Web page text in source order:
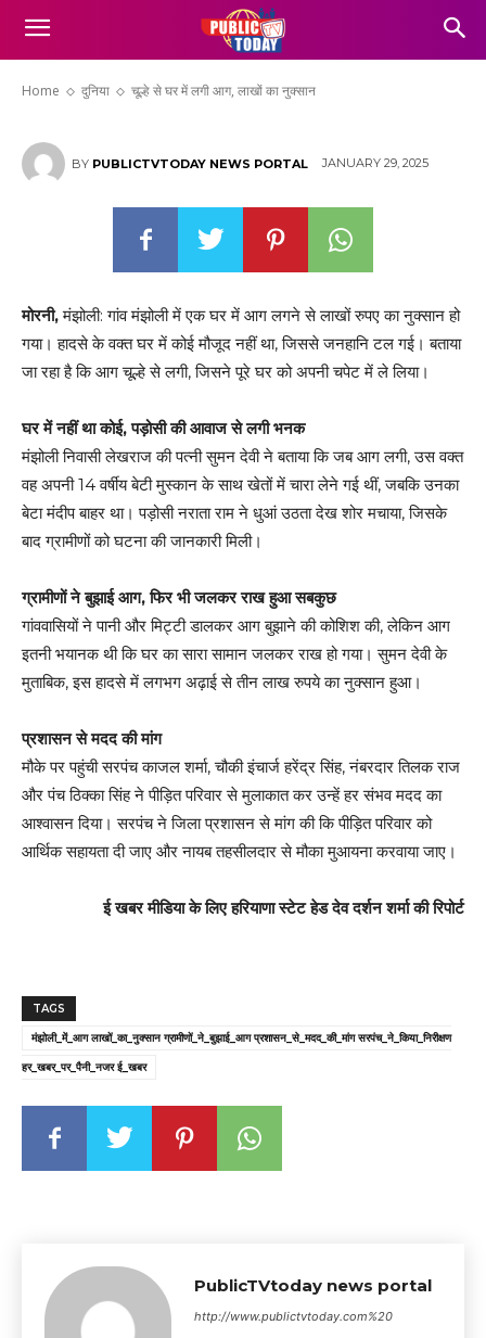
Home दुनिया चूल्हे से घर में लगी आग, लाखों का नुक्सान
चूल्हे से घर में लगी आग, लाखों का नुक्सान
BY PUBLICTVTODAY NEWS PORTAL JANUARY 29, 2025
मोरनी,मंझोली: गांव मंझोली में एक घर में आग लगने से लाखों रुपए का नुक्सान हो
गया। हादसे के वक्त घर में कोई मौजूद नहीं था, जिससे जनहानि टल गई। बताया
जा रहा है कि आग चूल्हे से लगी, जिसने पूरे घर को अपनी चपेट में ले लिया।
घर में नहीं था कोई, पड़ोसी की आवाज से लगी भनक
मंझोली निवासी लेखराज की पत्नी सुमन देवी ने बताया कि जब आग लगी, उस वक्त
वह अपनी 14 वर्षीय बेटी मुस्कान के साथ खेतों में चारा लेने गई थीं, जबकि उनका
बेटा मंदीप बाहर था। पड़ोसी नराता राम ने धुआं उठता देख शोर मचाया, जिसके
बाद ग्रामीणों को घटना की जानकारी मिली।
ग्रामीणों ने बुझाई आग, फिर भी जलकर राख हुआ सबकुछ
गांववासियों ने पानी और मिट्टी डालकर आग बुझाने की कोशिश की, लेकिन आग
इतनी भयानक थी कि घर का सारा सामान जलकर राख हो गया। सुमन देवी के
मुताबिक, इस हादसे में लगभग अढ़ाई से तीन लाख रुपये का नुक्सान हुआ।
प्रशासन से मदद की मांग
मौके पर पहुंची सरपंच काजल शर्मा, चौकी इंचार्ज हरेंद्र सिंह, नंबरदार तिलक राज
और पंच ठिक्का सिंह ने पीड़ित परिवार से मुलाकात कर उन्हें हर संभव मदद का
आश्वासन दिया। सरपंच ने जिला प्रशासन से मांग की कि पीड़ित परिवार को
आर्थिक सहायता दी जाए और नायब तहसीलदार से मौका मुआयना करवाया जाए।
ई खबर मीडिया के लिए हरियाणा स्टेट हेड देव दर्शन शर्मा की रिपोर्ट
TAGS
मंझोली_में_आग लाखों_का_नुक्सान ग्रामीणों_ने_बुझाई_आग प्रशासन_से_मदद_की_मांग सरपंच_ने_किया_निरीक्षण
हर_खबर_पर_पैनी_नजर ई_खबर
PublicTVtoday news portal
http://www.publictvtoday.com%20